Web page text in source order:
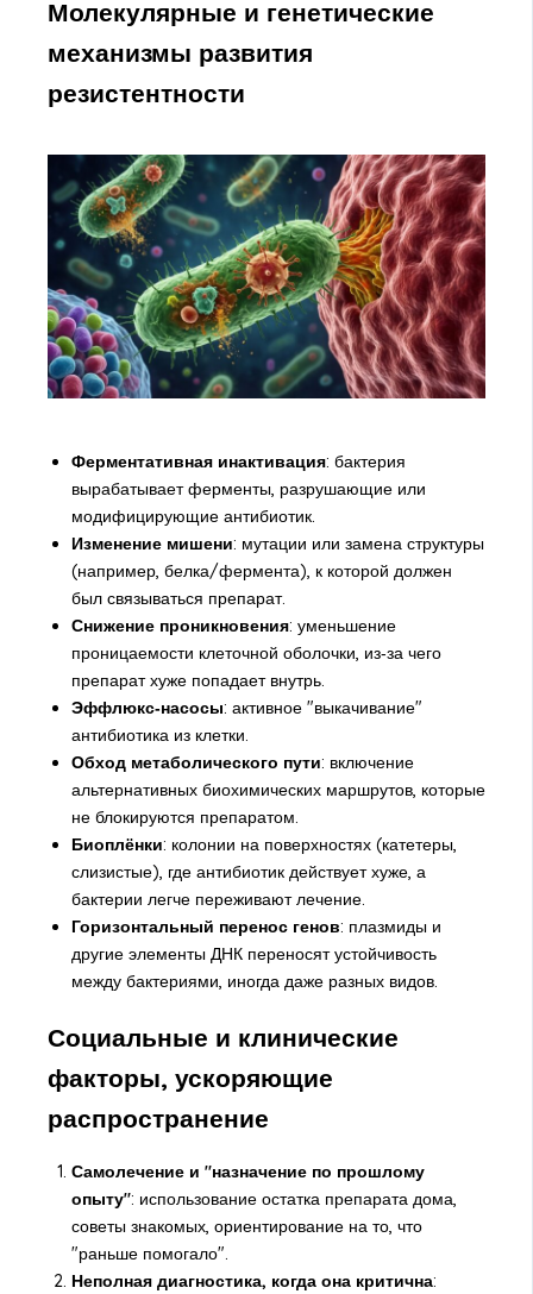
Молекулярные и генетические
механизмы развития
резистентности
Ферментативная инактивация: бактерия
вырабатывает ферменты, разрушающие или
модифицирующие антибиотик.
Изменение мишени: мутации или замена структуры
(например, белка/фермента), к которой должен
был связываться препарат.
Снижение проникновения: уменьшение
проницаемости клеточной оболочки, из‑за чего
препарат хуже попадает внутрь.
Эффлюкс‑насосы: активное "выкачивание"
антибиотика из клетки.
Обход метаболического пути: включение
альтернативных биохимических маршрутов, которые
не блокируются препаратом.
Биоплёнки: колонии на поверхностях (катетеры,
слизистые), где антибиотик действует хуже, а
бактерии легче переживают лечение.
Горизонтальный перенос генов: плазмиды и
другие элементы ДНК переносят устойчивость
между бактериями, иногда даже разных видов.
Социальные и клинические
факторы, ускоряющие
распространение
Самолечение и "назначение по прошлому
опыту": использование остатка препарата дома,
советы знакомых, ориентирование на то, что
"раньше помогало".
Неполная диагностика, когда она критична: